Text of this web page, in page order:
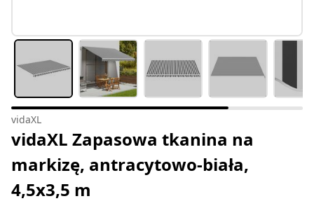
vidaXL
vidaXL Zapasowa tkanina na
markizę, antracytowo-biała,
4,5x3,5 m